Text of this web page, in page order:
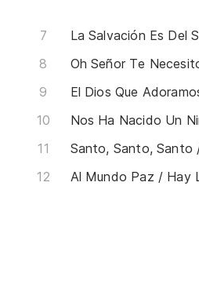
La Salvación Es Del
Oh Señor Te
Santo, Santo, Santo
Al Mundo Paz / Hay